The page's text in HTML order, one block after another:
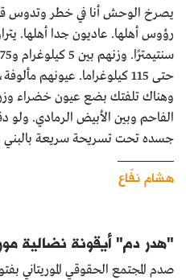
يصرخ الوحش أنا في خطر وتدوس
حتى 115 كيلوغراما. عيونهم
وهناك تلفتك بضع عيون خضراء
الفاحم وبين الأبيض الرمادي.
جسده تحت تسريحة سريعة
هشام نفّاع
"هدر دم" أيقونة نضالية
صدم المجتمع الحقوقي الموريتاني